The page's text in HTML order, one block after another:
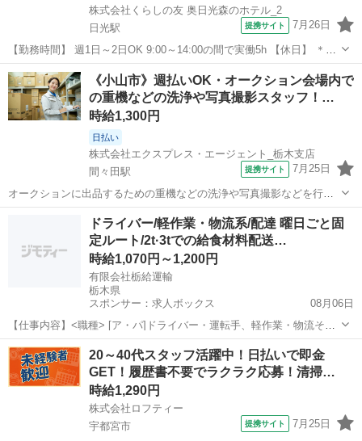
株式会社くらしの友 奥日光森のホテル_2
日光駅
提携サイト 7月26日
【勤務時間】 週1日～2日OK 9:00～14:00の間で実働5h 【休日】 ＊お
休み調整可 ＊時間・曜日応相 【残業時間】 原則残業なし 【勤務地詳
細】 マイカー通勤OK 【面接地】 奥日光森のホテル（栃木県日光...
栃木 日光市 日光駅 清掃
《小山市》週払いOK・オークション会場内で
の重機などの洗浄や写真撮影スタッフ！…
時給1,300円
日払い
株式会社エクスプレス・エージェント_栃木支店
間々田駅
提携サイト 7月25日
オークションに出品するための重機などの洗浄や写真撮影などを行い
ます。会場の設営などもお任せします。★ ▼△ 日収例 △▼ 9,750
間々田駅 清掃
ドライバー/軽作業・物流系/配達 曜日ごと固
定ルート/2t·3tでの給食材料配送…
時給1,070円～1,200円
有限会社栃給運輸
栃木県
スポンサー：求人ボックス
08月06日
【仕事内容】<職種> [ア・パ]ドライバー・運転手、軽作業・物流その
他、配達・配送・宅配便 <雇用形態> アルバイト・パート <給与>
[ア・パ]時給1,070円～1,200円 交通費:一部支給 社内規定により一部支
給 上限2,0...
アルバイト・パート
20～40代スタッフ活躍中！日払いで即金
GET！履歴書不要でラクラク応募！清掃…
時給1,290円
株式会社ロフティー
宇都宮市
提携サイト 7月25日